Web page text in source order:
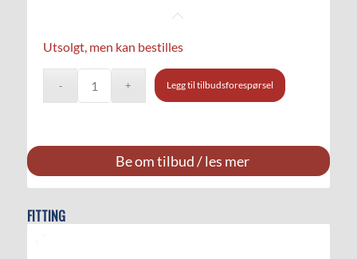
Utsolgt, men kan bestilles
Legg til tilbudsforespørsel
Be om tilbud / les mer
FITTING